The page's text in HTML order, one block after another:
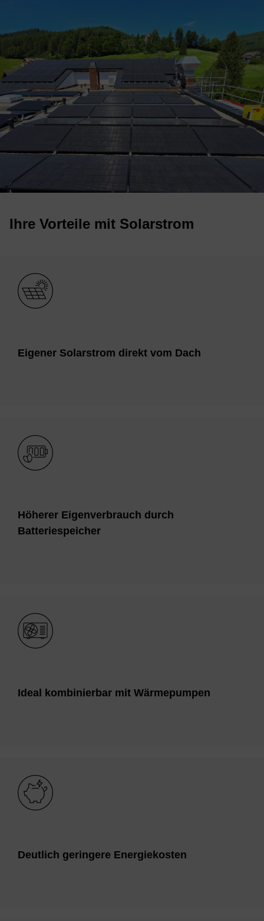
Ihre Vor­teile mit So­lar­strom
Bild
Ei­ge­ner So­lar­strom di­re­kt vom Dach
Bild
Hö­he­rer Ei­gen­ver­brauch durch
Bat­te­rie­spei­cher
Bild
Ide­al kom­bi­nier­bar mit Wär­me­pum­pen
Bild
Deut­lich ge­rin­ge­re En­er­gie­ko­sten